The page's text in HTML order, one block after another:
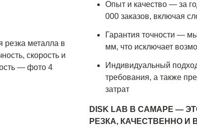
Опыт и качество — за
000 заказов, включая
Гарантия точности —
мм, что исключает
Индивидуальный
требования, а также
затрат
DISK LAB В САМАРЕ —
РЕЗКА, КАЧЕСТВЕННО И